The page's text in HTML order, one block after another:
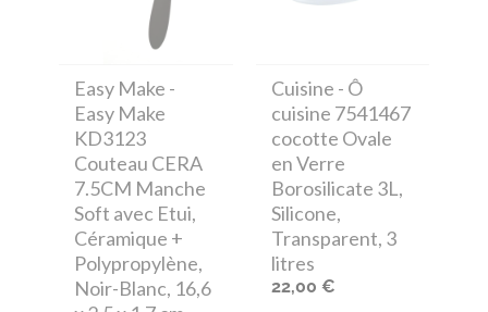
Easy Make -
Easy Make
KD3123
Couteau CERA
7.5CM Manche
Soft avec Etui,
Céramique +
Polypropylène,
Noir-Blanc, 16,6
Cuisine - Ô
cuisine 7541467
cocotte Ovale
en Verre
Borosilicate 3L,
Silicone,
Transparent, 3
litres
22,00 €